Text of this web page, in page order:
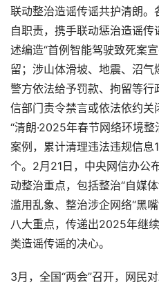
联动整治造谣传谣共护清朗
自职责，携手联动惩治造谣
述编造“首例智能驾驶致死案
留；涉山体滑坡、地震、沼
警方依法给予罚款、拘留等行
信部门责令禁言或依法依约
“清朗·2025年春节网络环境
案例，累计清理违法违规信
个。2月21日，中央网信办公
动整治重点，包括整治“自媒
滥用乱象、整治涉企网络“黑
八大重点，传递出2025年继
类造谣传谣的决心。
3月，全国“两会”召开，网民